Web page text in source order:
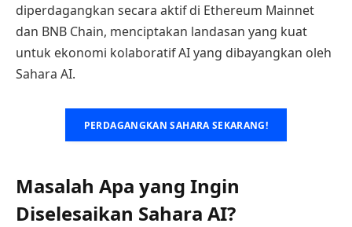
diperdagangkan secara aktif di Ethereum Mainnet
dan BNB Chain, menciptakan landasan yang kuat
untuk ekonomi kolaboratif AI yang dibayangkan oleh
Sahara AI.
PERDAGANGKAN SAHARA SEKARANG!
Masalah Apa yang Ingin
Diselesaikan Sahara AI?